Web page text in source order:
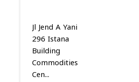
Jl Jend A Yani
296 Istana
Building
Commodities
Cen...